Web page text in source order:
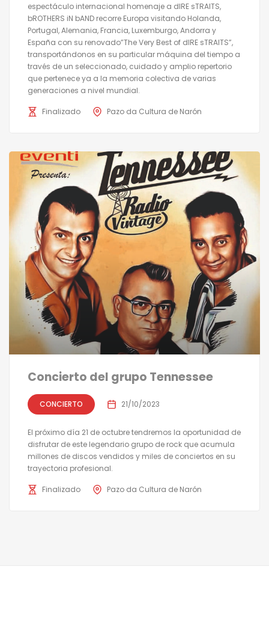
espectáculo internacional homenaje a dIRE sTRAITS,
bROTHERS iN bAND recorre Europa visitando Holanda,
Portugal, Alemania, Francia, Luxemburgo, Andorra y
España con su renovado”The Very Best of dIRE sTRAITS”,
transportándonos en su particular máquina del tiempo a
través de un seleccionado, cuidado y amplio repertorio
que pertenece ya a la memoria colectiva de varias
generaciones a nivel mundial.
Finalizado Pazo da Cultura de Narón
Concierto del grupo Tennessee
CONCIERTO 21/10/2023
El próximo día 21 de octubre tendremos la oportunidad de
disfrutar de este legendario grupo de rock que acumula
millones de discos vendidos y miles de conciertos en su
trayectoria profesional.
Finalizado Pazo da Cultura de Narón